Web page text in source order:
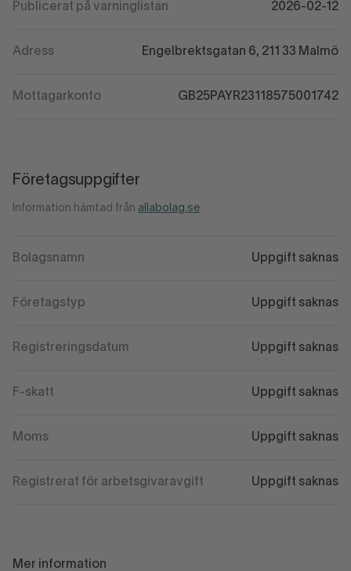
Publicerat på varninglistan 2026-02-12
Adress Engelbrektsgatan 6, 211 33 Malmö
Mottagarkonto GB25PAYR23118575001742
Företagsuppgifter
Information hämtad från allabolag.se
Bolagsnamn Uppgift saknas
Företagstyp Uppgift saknas
Registreringsdatum Uppgift saknas
F-skatt Uppgift saknas
Moms Uppgift saknas
Registrerat för arbetsgivaravgift Uppgift saknas
Mer information